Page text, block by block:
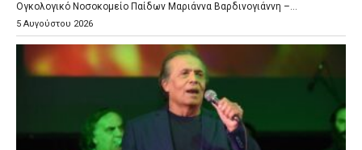
Ογκολογικό Νοσοκομείο Παίδων Μαριάννα Βαρδινογιάννη –...
5 Αυγούστου 2026